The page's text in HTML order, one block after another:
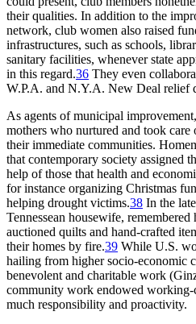
their qualities. In addition to the
network, club women also raised
infrastructures, such as schools,
sanitary facilities, whenever state
in this regard.36 They even
W.P.A. and N.Y.A. New Deal relief
As agents of municipal
mothers who nurtured and took
their immediate communities.
that contemporary society assigned
help of those that health and
for instance organizing Christmas
helping drought victims.38 In the
Tennessean housewife,
auctioned quilts and hand-crafted
their homes by fire.39 While U.S.
hailing from higher socio-economic
benevolent and charitable work
community work endowed working-
much responsibility and proactivity.